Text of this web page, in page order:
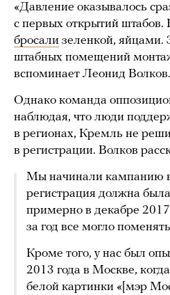
«Давление оказывалось
с первых открытий штабов.
бросали зеленкой, яйцами.
штабных помещений
вспоминает Леонид Волков.
Однако команда
наблюдая, что люди
в регионах, Кремль не
в регистрации. Волков
Мы начинали кампанию в
регистрация должна
примерно в декабре
за год все могло
Кроме того, у нас был
2013 года в Москве,
белой картинки «[мэр